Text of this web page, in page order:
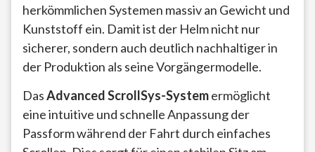
herkömmlichen Systemen massiv an Gewicht und
Kunststoff ein. Damit ist der Helm nicht nur
sicherer, sondern auch deutlich nachhaltiger in
der Produktion als seine Vorgängermodelle.
DasAdvanced ScrollSys-Systemermöglicht
eine intuitive und schnelle Anpassung der
Passform während der Fahrt durch einfaches